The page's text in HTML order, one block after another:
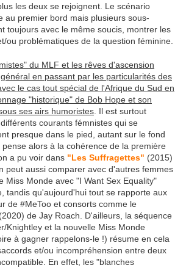
les deux se rejoignent. Le scénario
au premier bord mais plusieurs sous-
toujours avec le même soucis, montrer les
ou problématiques de la question féminine.
du MLF et les rêves d'ascension
en passant par les particularités des
le cas tout spécial de l'Afrique du Sud en
"historique" de Bob Hope et son
ses airs humoristes . Il est surtout
courants fémnistes qui se
presque dans le pied, autant sur le fond
alors à la cohérence de la première
a pu voir dans "Les Suffragettes" (2015)
peut aussi comparer avec d'autres femmes
Miss Monde avec "I Want Sex Equality"
tandis qu'aujourd'hui tout se rapporte aux
de #MeToo et consorts comme le
(2020) de Jay Roach. D'ailleurs, la séquence
Knightley et la nouvelle Miss Monde
à gagner rappelons-le !) résume en cela
et/ou incompréhension entre deux
En effet, les "blanches